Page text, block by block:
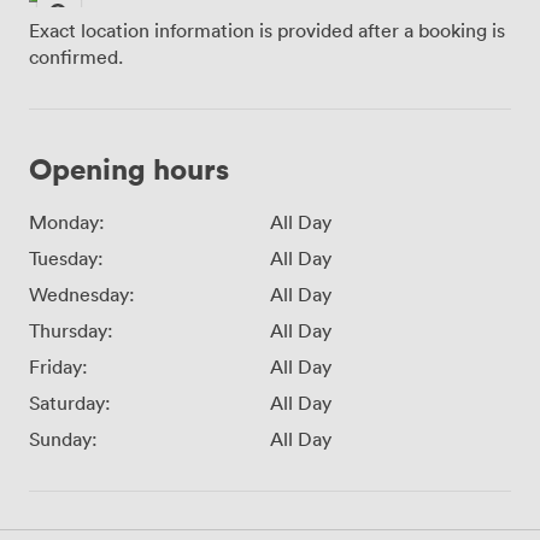
Exact location information is provided after a booking is
confirmed.
Opening hours
Monday:
All Day
Tuesday:
All Day
Wednesday:
All Day
Thursday:
All Day
Friday:
All Day
Saturday:
All Day
Sunday:
All Day